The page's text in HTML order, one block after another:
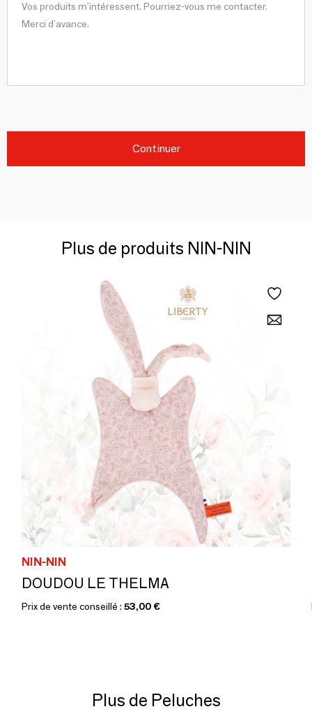
Continuer
Plus de produits NIN-NIN
NIN-NIN
DOUDOU LE THELMA
Prix de vente conseillé : 53,00 €
Plus de Peluches